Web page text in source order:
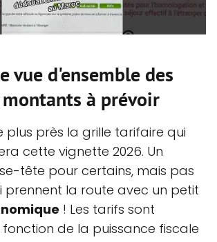
vue d'ensemble des
à prévoir
plus près la grille tarifaire qui
cette vignette 2026. Un
tête pour certains, mais pas
prennent la route avec un petit
! Les tarifs sont
de la puissance fiscale